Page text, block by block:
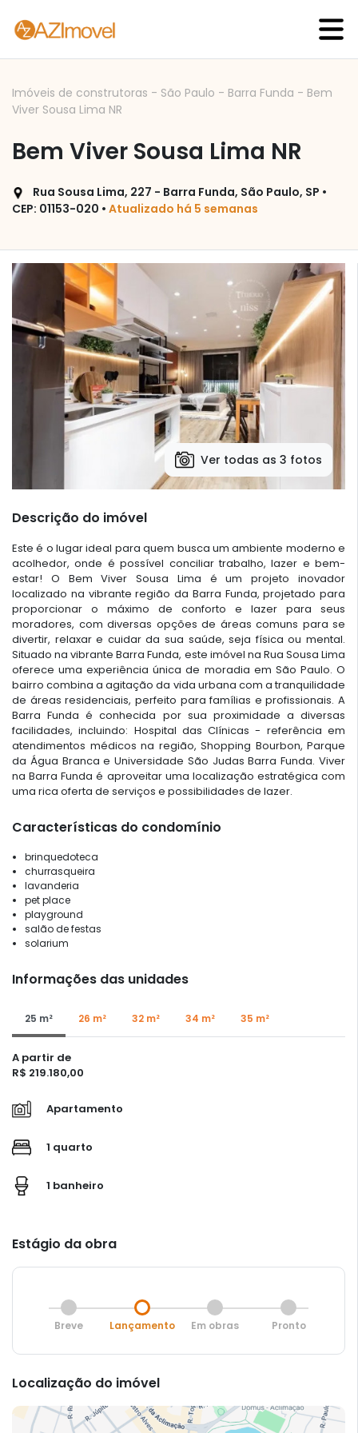
Imóveis de construtoras - São Paulo - Barra Funda - Bem
Viver Sousa Lima NR
Bem Viver Sousa Lima NR
Rua Sousa Lima, 227 - Barra Funda, São Paulo, SP •
CEP: 01153-020 • Atualizado há 5 semanas
Ver todas as 3 fotos
Descrição do imóvel
Este é o lugar ideal para quem busca um ambiente moderno e
acolhedor, onde é possível conciliar trabalho, lazer e bem-
estar! O Bem Viver Sousa Lima é um projeto inovador
localizado na vibrante região da Barra Funda, projetado para
proporcionar o máximo de conforto e lazer para seus
moradores, com diversas opções de áreas comuns para se
divertir, relaxar e cuidar da sua saúde, seja física ou mental.
Situado na vibrante Barra Funda, este imóvel na Rua Sousa Lima
oferece uma experiência única de moradia em São Paulo. O
bairro combina a agitação da vida urbana com a tranquilidade
de áreas residenciais, perfeito para famílias e profissionais. A
Barra Funda é conhecida por sua proximidade a diversas
facilidades, incluindo: Hospital das Clínicas - referência em
atendimentos médicos na região, Shopping Bourbon, Parque
da Água Branca e Universidade São Judas Barra Funda. Viver
na Barra Funda é aproveitar uma localização estratégica com
uma rica oferta de serviços e possibilidades de lazer.
Características do condomínio
brinquedoteca
churrasqueira
lavanderia
pet place
playground
salão de festas
solarium
Informações das unidades
25 m² 26 m² 32 m² 34 m² 35 m²
A partir de
R$ 219.180,00
Apartamento
1 quarto
1 banheiro
Estágio da obra
Breve Lançamento Em obras Pronto
Localização do imóvel